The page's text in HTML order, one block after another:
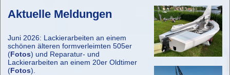
Aktuelle Meldungen
Juni 2026: Lackierarbeiten an einem
schönen älteren formverleimten 505er
(Fotos) und Reparatur- und
Lackierarbeiten an einem 20er Oldtimer
(Fotos).